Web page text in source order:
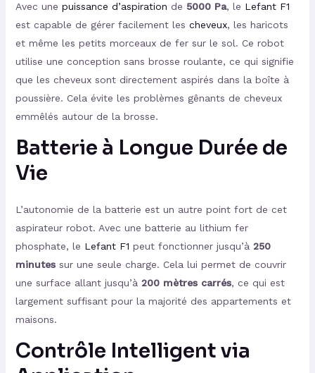
Avec une puissance d’aspiration de 5000 Pa, le Lefant F1
est capable de gérer facilement les cheveux, les haricots
et même les petits morceaux de fer sur le sol. Ce robot
utilise une conception sans brosse roulante, ce qui signifie
que les cheveux sont directement aspirés dans la boîte à
poussière. Cela évite les problèmes gênants de cheveux
emmêlés autour de la brosse.
Batterie à Longue Durée de
Vie
L’autonomie de la batterie est un autre point fort de cet
aspirateur robot. Avec une batterie au lithium fer
phosphate, le Lefant F1 peut fonctionner jusqu’à 250
minutessur une seule charge. Cela lui permet de couvrir
une surface allant jusqu’à 200 mètres carrés, ce qui est
largement suffisant pour la majorité des appartements et
maisons.
Contrôle Intelligent via